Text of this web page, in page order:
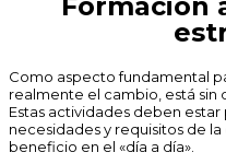
Como aspecto fundamental
realmente el cambio, está sin
Estas actividades deben
necesidades y requisitos de
beneficio en el «día a día».